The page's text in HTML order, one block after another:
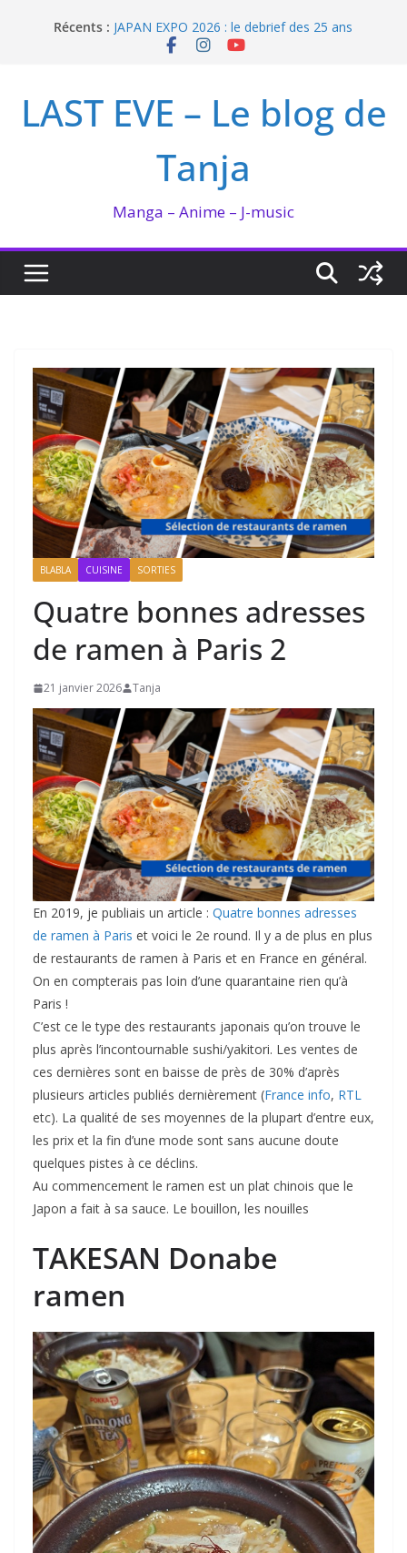
Récents : JAPAN EXPO 2026 : le debrief des 25 ans
Bilan lecture et visionnage de juillet 2026
Enomoto n’est pas un ange
LAST EVE – Le blog de
Tanja
Manga – Anime – J-music
BLABLA CUISINE SORTIES
Quatre bonnes adresses
de ramen à Paris 2
21 janvier 2026 Tanja
En 2019, je publiais un article : Quatre bonnes adresses
de ramen à Paris et voici le 2e round. Il y a de plus en plus
de restaurants de ramen à Paris et en France en général.
On en compterais pas loin d’une quarantaine rien qu’à
Paris !
C’est ce le type des restaurants japonais qu’on trouve le
plus après l’incontournable sushi/yakitori. Les ventes de
ces dernières sont en baisse de près de 30% d’après
plusieurs articles publiés dernièrement (France info, RTL
etc). La qualité de ses moyennes de la plupart d’entre eux,
les prix et la fin d’une mode sont sans aucune doute
quelques pistes à ce déclins.
Au commencement le ramen est un plat chinois que le
Japon a fait à sa sauce. Le bouillon, les nouilles
TAKESAN Donabe
ramen